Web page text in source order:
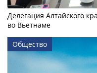
Делегация Алтайского
во Вьетнаме
Общество